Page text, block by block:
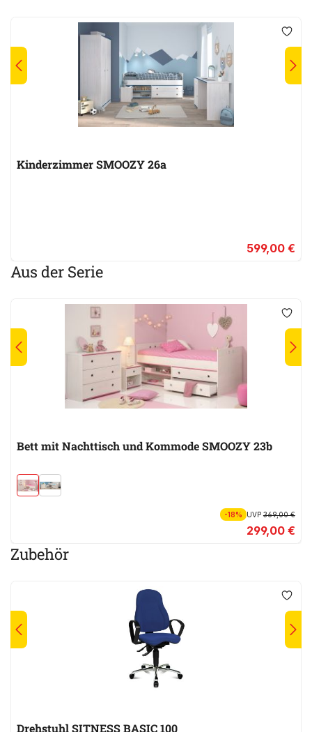
Kinderzimmer SMOOZY 26a
599,00 €
Aus der Serie
Bett mit Nachttisch und Kommode SMOOZY 23b
-18% UVP369,00 €
299,00 €
Zubehör
Drehstuhl SITNESS BASIC 100